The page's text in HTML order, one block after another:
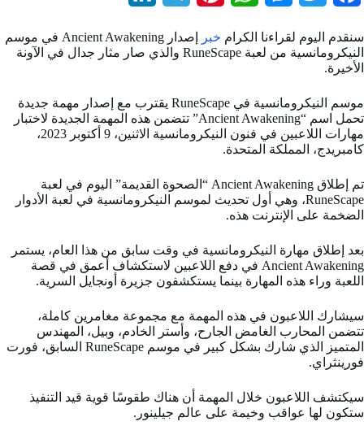
c
e
b
o
o
k
t
r
s
e
g
e
r
a
s
A
p
p
n
e
s
l
g
r
m
e
d
n
سنقدم اليوم لقراءنا الكرام خبر
إصدار Ancient Awakening في موسم
النيكرومانسية من لعبة RuneScape والذي صار مثار جدال في الآونة
الأخيرة.
موسم النيكرومانسية في RuneScape يقترب مع إصدار مهمة جديدة
تحمل اسم “Ancient Awakening” تتضمن هذه المهمة الجديدة لاختبار
مهارات اللاعبين في فنون النيكرومانسية الاثنين، 9 أكتوبر 2023،
كامبريدج، المملكة المتحدة.
تم إطلاق Ancient Awakening “الصحوة القديمة” اليوم في لعبة
RuneScape، وهي أول تحديث لموسم النيكرومانسية في لعبة الأدوار
الضخمة على الإنترنت هذه.
بعد إطلاق مهارة النيكرومانسية في وقت سابق من هذا العام، يستمر
Ancient Awakening في دفع اللاعبين لاستكشاف أعمق في قصة
اللعبة وراء هذه المهارة بينما يستكشفون جزيرة أونجايل السرية.
سيشارك اللاعبون في هذه المهمة مع مجموعة مغامرين كاملة،
تتضمن المحارب الغامض الجارح، وأستر الخادم، وبيل، المهندس
المتميز الذي شارك بشكل كبير في موسم RuneScape السابق، فورت
فورينثراي.
سيكتشف اللاعبون خلال المهمة أن هناك طقوسًا قوية قيد التنفيذ
ستكون لها عواقب وخيمة على عالم جيلينور.